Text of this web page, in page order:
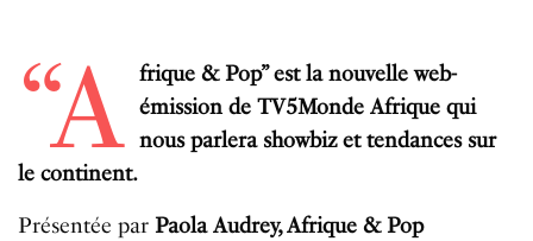
“A frique & Pop” est la nouvelle web-
émission de TV5Monde Afrique qui
nous parlera showbiz et tendances sur
le continent.
Présentée par Paola Audrey, Afrique & Pop